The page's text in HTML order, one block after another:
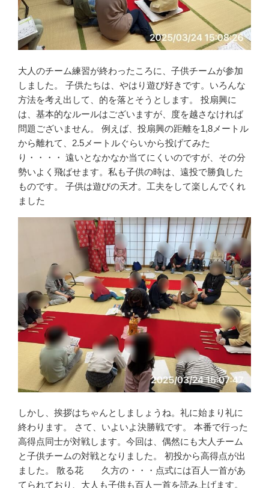
大人のチーム練習が終わったころに、子供チームが参加
しました。 子供たちは、やはり遊び好きです。いろんな
方法を考え出して、的を落とそうとします。 投扇興に
は、基本的なルールはございますが、度を越さなければ
問題ございません。 例えば、投扇興の距離を1,8メートル
から離れて、2.5メートルぐらいから投げてみた
り・・・・ 遠いとなかなか当てにくいのですが、その分
勢いよく飛ばせます。私も子供の時は、遠投で勝負した
ものです。 子供は遊びの天才。工夫をして楽しんでくれ
ました
しかし、挨拶はちゃんとしましょうね。礼に始まり礼に
終わります。 さて、いよいよ決勝戦です。 本番で行った
高得点同士が対戦します。今回は、偶然にも大人チーム
と子供チームの対戦となりました。 初投から高得点が出
ました。 散る花 久方の・・・点式には百人一首があ
てられており、大人も子供も百人一首を読み上げます。